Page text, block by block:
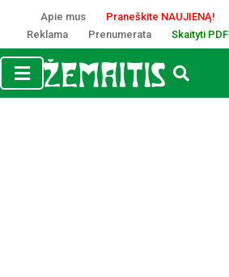
Apie mus
Praneškite NAUJIENĄ!
Reklama
Prenumerata Skaityti PDF